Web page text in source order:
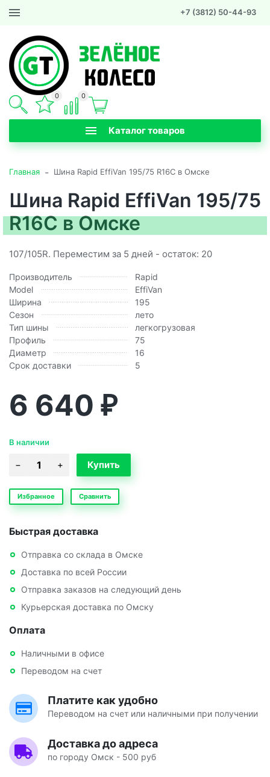
+7 (3812) 50-44-93
Каталог товаров
0 0
Главная - Шина Rapid EffiVan 195/75 R16C в Омске
Шина Rapid EffiVan 195/75
R16C в Омске
107/105R. Переместим за 5 дней - остаток: 20
Производитель
Rapid
Model
EffiVan
Ширина
195
Сезон
лето
Тип шины
легкогрузовая
Профиль
75
Диаметр
16
Срок доставки
5
6 640 ₽
В наличии
Избранное Сравнить
Быстрая доставка
Отправка со склада в Омске
Доставка по всей России
Отправка заказов на следующий день
Курьерская доставка по Омску
Оплата
Наличными в офисе
Переводом на счет
Платите как удобно
Переводом на счет или наличными при получении
Доставка до адреса
по городу Омск - 500 руб